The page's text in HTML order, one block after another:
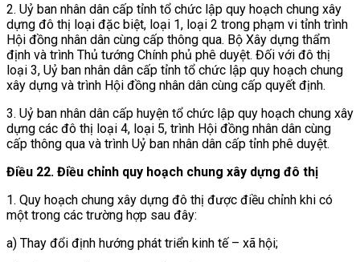
2. Uỷ ban nhân dân cấp tỉnh tổ chức lập quy hoạch chung xây
dựng đô thị loại đặc biệt, loại 1, loại 2 trong phạm vi tỉnh trình
Hội đồng nhân dân cùng cấp thông qua. Bộ Xây dựng thẩm
định và trình Thủ tướng Chính phủ phê duyệt. Đối với đô thị
loại 3, Uỷ ban nhân dân cấp tỉnh tổ chức lập quy hoạch chung
xây dựng và trình Hội đồng nhân dân cùng cấp quyết định.
3. Uỷ ban nhân dân cấp huyện tổ chức lập quy hoạch chung xây
dựng các đô thị loại 4, loại 5, trình Hội đồng nhân dân cùng
cấp thông qua và trình Uỷ ban nhân dân cấp tỉnh phê duyệt.
Điều 22. Điều chỉnh quy hoạch chung xây dựng đô thị
1. Quy hoạch chung xây dựng đô thị được điều chỉnh khi có
một trong các trường hợp sau đây:
a) Thay đổi định hướng phát triển kinh tế – xã hội;